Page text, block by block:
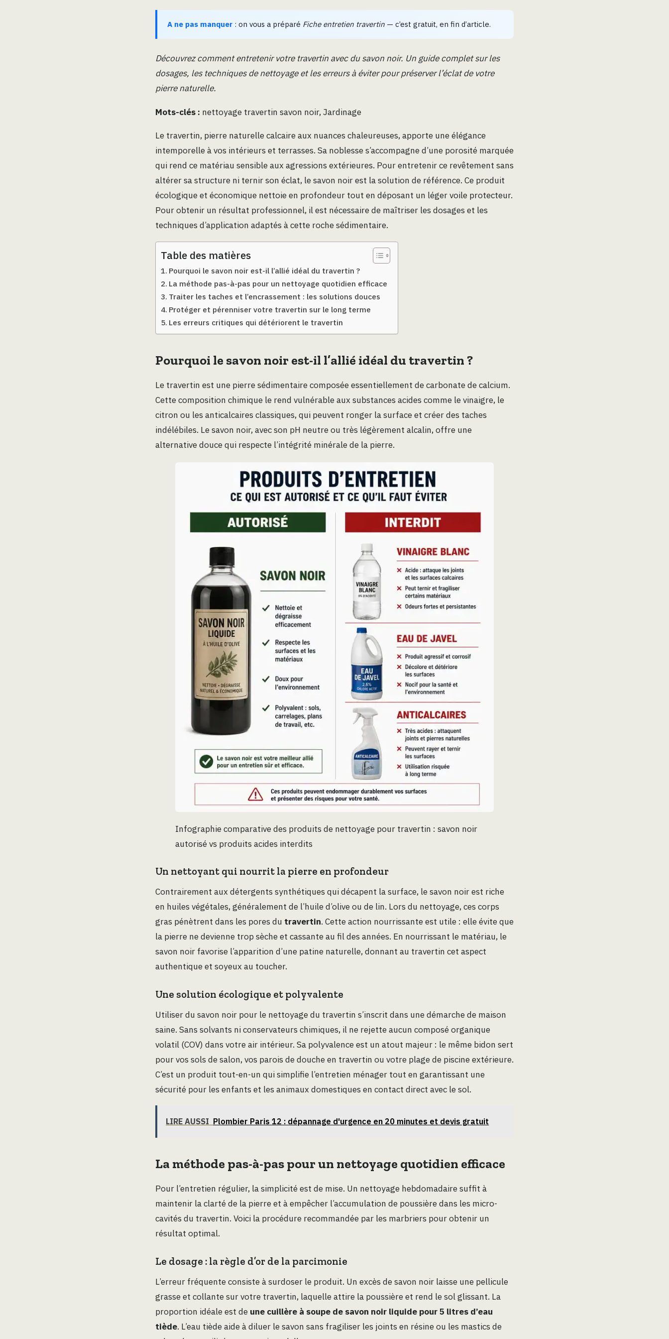
A ne pas manquer : on vous a préparé Fiche entretien travertin — c’est gratuit, en fin d’article.
Découvrez comment entretenir votre travertin avec du savon noir. Un guide complet sur les
dosages, les techniques de nettoyage et les erreurs à éviter pour préserver l’éclat de votre
pierre naturelle.
Mots-clés : nettoyage travertin savon noir, Jardinage
Le travertin, pierre naturelle calcaire aux nuances chaleureuses, apporte une élégance
intemporelle à vos intérieurs et terrasses. Sa noblesse s’accompagne d’une porosité marquée
qui rend ce matériau sensible aux agressions extérieures. Pour entretenir ce revêtement sans
altérer sa structure ni ternir son éclat, le savon noir est la solution de référence. Ce produit
écologique et économique nettoie en profondeur tout en déposant un léger voile protecteur.
Pour obtenir un résultat professionnel, il est nécessaire de maîtriser les dosages et les
techniques d’application adaptés à cette roche sédimentaire.
Table des matières
Pourquoi le savon noir est-il l’allié idéal du travertin ?
La méthode pas-à-pas pour un nettoyage quotidien efficace
Traiter les taches et l’encrassement : les solutions douces
Protéger et pérenniser votre travertin sur le long terme
Les erreurs critiques qui détériorent le travertin
Pourquoi le savon noir est-il l’allié idéal du travertin ?
Le travertin est une pierre sédimentaire composée essentiellement de carbonate de calcium.
Cette composition chimique le rend vulnérable aux substances acides comme le vinaigre, le
citron ou les anticalcaires classiques, qui peuvent ronger la surface et créer des taches
indélébiles. Le savon noir, avec son pH neutre ou très légèrement alcalin, offre une
alternative douce qui respecte l’intégrité minérale de la pierre.
Infographie comparative des produits de nettoyage pour travertin : savon noir
autorisé vs produits acides interdits
Un nettoyant qui nourrit la pierre en profondeur
Contrairement aux détergents synthétiques qui décapent la surface, le savon noir est riche
en huiles végétales, généralement de l’huile d’olive ou de lin. Lors du nettoyage, ces corps
gras pénètrent dans les pores du travertin. Cette action nourrissante est utile : elle évite que
la pierre ne devienne trop sèche et cassante au fil des années. En nourrissant le matériau, le
savon noir favorise l’apparition d’une patine naturelle, donnant au travertin cet aspect
authentique et soyeux au toucher.
Une solution écologique et polyvalente
Utiliser du savon noir pour le nettoyage du travertin s’inscrit dans une démarche de maison
saine. Sans solvants ni conservateurs chimiques, il ne rejette aucun composé organique
volatil (COV) dans votre air intérieur. Sa polyvalence est un atout majeur : le même bidon sert
pour vos sols de salon, vos parois de douche en travertin ou votre plage de piscine extérieure.
C’est un produit tout-en-un qui simplifie l’entretien ménager tout en garantissant une
sécurité pour les enfants et les animaux domestiques en contact direct avec le sol.
LIRE AUSSI Plombier Paris 12 : dépannage d'urgence en 20 minutes et devis gratuit
La méthode pas-à-pas pour un nettoyage quotidien efficace
Pour l’entretien régulier, la simplicité est de mise. Un nettoyage hebdomadaire suffit à
maintenir la clarté de la pierre et à empêcher l’accumulation de poussière dans les micro-
cavités du travertin. Voici la procédure recommandée par les marbriers pour obtenir un
résultat optimal.
Le dosage : la règle d’or de la parcimonie
L’erreur fréquente consiste à surdoser le produit. Un excès de savon noir laisse une pellicule
grasse et collante sur votre travertin, laquelle attire la poussière et rend le sol glissant. La
proportion idéale est de une cuillère à soupe de savon noir liquide pour 5 litres d’eau
tiède. L’eau tiède aide à diluer le savon sans fragiliser les joints en résine ou les mastics de